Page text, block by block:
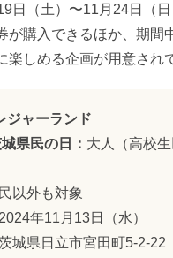
日（土）〜11月24日（
が購入できるほか、期間
楽しめる企画が用意され
ジャーランド
県民の日： 大人（高校
以外も対象
2024年11月13日（水）
城県日立市宮田町5-2-22